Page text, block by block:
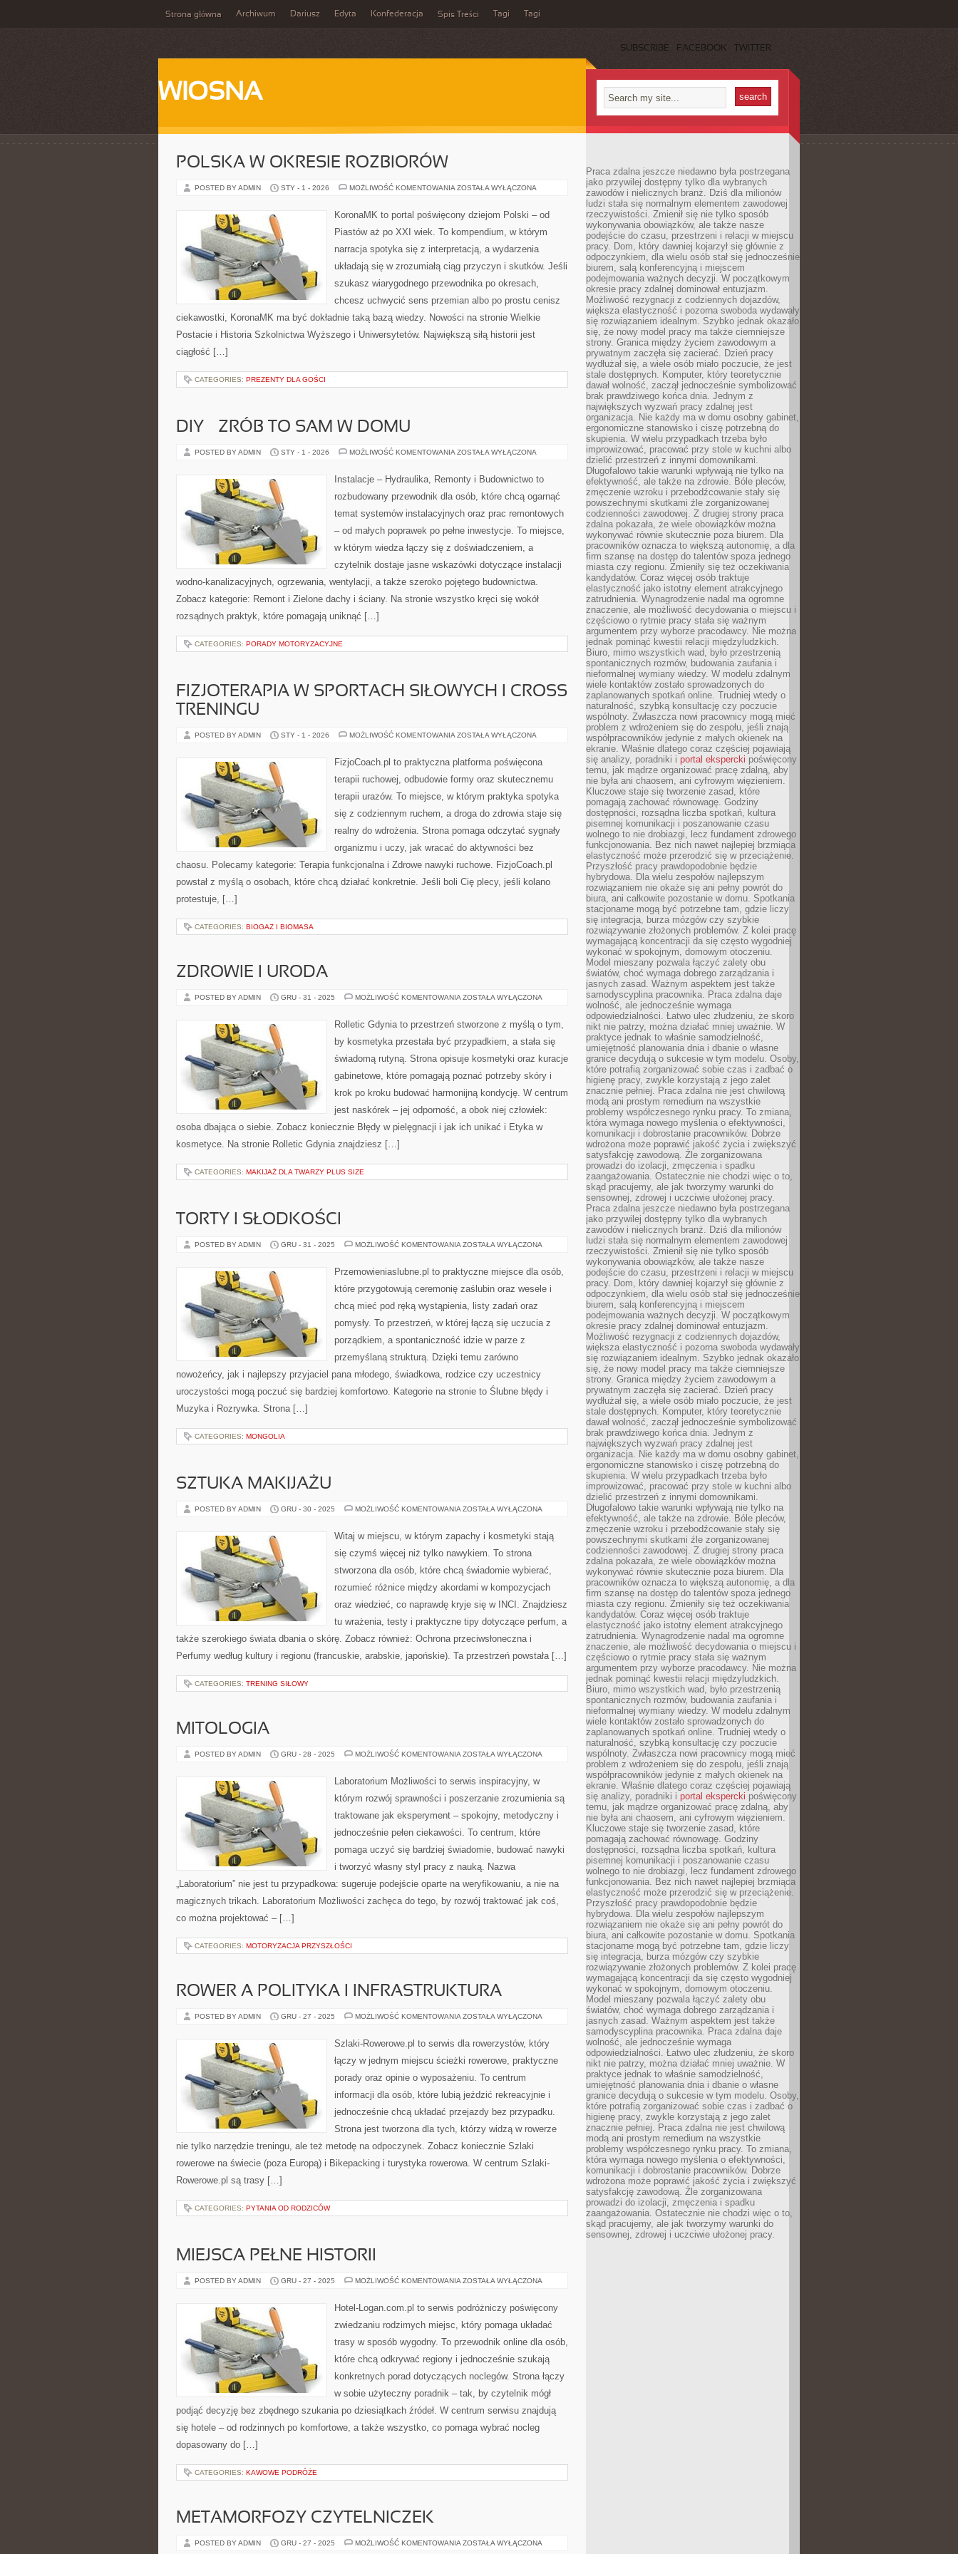
Strona główna Archiwum Dariusz Edyta Konfederacja Spis Treści Tagi Tagi
SUBSCRIBE FACEBOOK TWITTER
WIOSNA
POLSKA W OKRESIE ROZBIORÓW
POSTED BY ADMIN STY - 1 - 2026 MOŻLIWOŚĆ KOMENTOWANIA POLSKA
ROZBIORÓW
ZOSTAŁA WYŁĄCZONA
KoronaMK to portal poświęcony dziejom Polski – od
Piastów aż po XXI wiek. To kompendium, w którym
narracja spotyka się z interpretacją, a wydarzenia
układają się w zrozumiałą ciąg przyczyn i skutków. Jeśli
szukasz wiarygodnego przewodnika po okresach,
chcesz uchwycić sens przemian albo po prostu cenisz
ciekawostki, KoronaMK ma być dokładnie taką bazą wiedzy. Nowości na stronie Wielkie
Postacie i Historia Szkolnictwa Wyższego i Uniwersytetów. Największą siłą historii jest
ciągłość […]
CATEGORIES: PREZENTY DLA GOŚCI
DIY – ZRÓB TO SAM W DOMU
POSTED BY ADMIN STY - 1 - 2026 MOŻLIWOŚĆ KOMENTOWANIA DIY
TO
SAM
DOMU
ZOSTAŁA WYŁĄCZONA
Instalacje – Hydraulika, Remonty i Budownictwo to
rozbudowany przewodnik dla osób, które chcą ogarnąć
temat systemów instalacyjnych oraz prac remontowych
– od małych poprawek po pełne inwestycje. To miejsce,
w którym wiedza łączy się z doświadczeniem, a
czytelnik dostaje jasne wskazówki dotyczące instalacji
wodno-kanalizacyjnych, ogrzewania, wentylacji, a także szeroko pojętego budownictwa.
Zobacz kategorie: Remont i Zielone dachy i ściany. Na stronie wszystko kręci się wokół
rozsądnych praktyk, które pomagają uniknąć […]
CATEGORIES: PORADY MOTORYZACYJNE
FIZJOTERAPIA W SPORTACH SIŁOWYCH I CROSS
TRENINGU
POSTED BY ADMIN STY - 1 - 2026 MOŻLIWOŚĆ KOMENTOWANIA FIZJOTERAPIA
SIŁOWYCH
I
TRENINGU
ZOSTAŁA WYŁĄCZONA
FizjoCoach.pl to praktyczna platforma poświęcona
terapii ruchowej, odbudowie formy oraz skutecznemu
terapii urazów. To miejsce, w którym praktyka spotyka
się z codziennym ruchem, a droga do zdrowia staje się
realny do wdrożenia. Strona pomaga odczytać sygnały
organizmu i uczy, jak wracać do aktywności bez
chaosu. Polecamy kategorie: Terapia funkcjonalna i Zdrowe nawyki ruchowe. FizjoCoach.pl
powstał z myślą o osobach, które chcą działać konkretnie. Jeśli boli Cię plecy, jeśli kolano
protestuje, […]
CATEGORIES: BIOGAZ I BIOMASA
ZDROWIE I URODA
POSTED BY ADMIN GRU - 31 - 2025 MOŻLIWOŚĆ KOMENTOWANIA ZDROWIE
ZOSTAŁA WYŁĄCZONA
Rolletic Gdynia to przestrzeń stworzone z myślą o tym,
by kosmetyka przestała być przypadkiem, a stała się
świadomą rutyną. Strona opisuje kosmetyki oraz kuracje
gabinetowe, które pomagają poznać potrzeby skóry i
krok po kroku budować harmonijną kondycję. W centrum
jest naskórek – jej odporność, a obok niej człowiek:
osoba dbająca o siebie. Zobacz koniecznie Błędy w pielęgnacji i jak ich unikać i Etyka w
kosmetyce. Na stronie Rolletic Gdynia znajdziesz […]
CATEGORIES: MAKIJAŻ DLA TWARZY PLUS SIZE
TORTY I SŁODKOŚCI
POSTED BY ADMIN GRU - 31 - 2025 MOŻLIWOŚĆ KOMENTOWANIA TORTY
ZOSTAŁA WYŁĄCZONA
Przemowieniaslubne.pl to praktyczne miejsce dla osób,
które przygotowują ceremonię zaślubin oraz wesele i
chcą mieć pod ręką wystąpienia, listy zadań oraz
pomysły. To przestrzeń, w której łączą się uczucia z
porządkiem, a spontaniczność idzie w parze z
przemyślaną strukturą. Dzięki temu zarówno
nowożeńcy, jak i najlepszy przyjaciel pana młodego, świadkowa, rodzice czy uczestnicy
uroczystości mogą poczuć się bardziej komfortowo. Kategorie na stronie to Ślubne błędy i
Muzyka i Rozrywka. Strona […]
CATEGORIES: MONGOLIA
SZTUKA MAKIJAŻU
POSTED BY ADMIN GRU - 30 - 2025 MOŻLIWOŚĆ KOMENTOWANIA SZTUKA
ZOSTAŁA WYŁĄCZONA
Witaj w miejscu, w którym zapachy i kosmetyki stają
się czymś więcej niż tylko nawykiem. To strona
stworzona dla osób, które chcą świadomie wybierać,
rozumieć różnice między akordami w kompozycjach
oraz wiedzieć, co naprawdę kryje się w INCI. Znajdziesz
tu wrażenia, testy i praktyczne tipy dotyczące perfum, a
także szerokiego świata dbania o skórę. Zobacz również: Ochrona przeciwsłoneczna i
Perfumy według kultury i regionu (francuskie, arabskie, japońskie). Ta przestrzeń powstała […]
CATEGORIES: TRENING SIŁOWY
MITOLOGIA
POSTED BY ADMIN GRU - 28 - 2025 MOŻLIWOŚĆ KOMENTOWANIA MITOLOGIA
ZOSTAŁA WYŁĄCZONA
Laboratorium Możliwości to serwis inspiracyjny, w
którym rozwój sprawności i poszerzanie zrozumienia są
traktowane jak eksperyment – spokojny, metodyczny i
jednocześnie pełen ciekawości. To centrum, które
pomaga uczyć się bardziej świadomie, budować nawyki
i tworzyć własny styl pracy z nauką. Nazwa
„Laboratorium” nie jest tu przypadkowa: sugeruje podejście oparte na weryfikowaniu, a nie na
magicznych trikach. Laboratorium Możliwości zachęca do tego, by rozwój traktować jak coś,
co można projektować – […]
CATEGORIES: MOTORYZACJA PRZYSZŁOŚCI
ROWER A POLITYKA I INFRASTRUKTURA
POSTED BY ADMIN GRU - 27 - 2025 MOŻLIWOŚĆ KOMENTOWANIA ROWER
I
INFRASTRUKTURA
ZOSTAŁA WYŁĄCZONA
Szlaki-Rowerowe.pl to serwis dla rowerzystów, który
łączy w jednym miejscu ścieżki rowerowe, praktyczne
porady oraz opinie o wyposażeniu. To centrum
informacji dla osób, które lubią jeździć rekreacyjnie i
jednocześnie chcą układać przejazdy bez przypadku.
Strona jest tworzona dla tych, którzy widzą w rowerze
nie tylko narzędzie treningu, ale też metodę na odpoczynek. Zobacz koniecznie Szlaki
rowerowe na świecie (poza Europą) i Bikepacking i turystyka rowerowa. W centrum Szlaki-
Rowerowe.pl są trasy […]
CATEGORIES: PYTANIA OD RODZICÓW
MIEJSCA PEŁNE HISTORII
POSTED BY ADMIN GRU - 27 - 2025 MOŻLIWOŚĆ KOMENTOWANIA MIEJSCA
ZOSTAŁA WYŁĄCZONA
Hotel-Logan.com.pl to serwis podróżniczy poświęcony
zwiedzaniu rodzimych miejsc, który pomaga układać
trasy w sposób wygodny. To przewodnik online dla osób,
które chcą odkrywać regiony i jednocześnie szukają
konkretnych porad dotyczących noclegów. Strona łączy
w sobie użyteczny poradnik – tak, by czytelnik mógł
podjąć decyzję bez zbędnego szukania po dziesiątkach źródeł. W centrum serwisu znajdują
się hotele – od rodzinnych po komfortowe, a także wszystko, co pomaga wybrać nocleg
dopasowany do […]
CATEGORIES: KAWOWE PODRÓŻE
METAMORFOZY CZYTELNICZEK
POSTED BY ADMIN GRU - 27 - 2025 MOŻLIWOŚĆ KOMENTOWANIA METAMORFOZY
ZOSTAŁA WYŁĄCZONA
Praca zdalna jeszcze niedawno była postrzegana
jako przywilej dostępny tylko dla wybranych
zawodów i nielicznych branż. Dziś dla milionów
ludzi stała się normalnym elementem zawodowej
rzeczywistości. Zmienił się nie tylko sposób
wykonywania obowiązków, ale także nasze
podejście do czasu, przestrzeni i relacji w miejscu
pracy. Dom, który dawniej kojarzył się głównie z
odpoczynkiem, dla wielu osób stał się jednocześnie
biurem, salą konferencyjną i miejscem
podejmowania ważnych decyzji. W początkowym
okresie pracy zdalnej dominował entuzjazm.
Możliwość rezygnacji z codziennych dojazdów,
większa elastyczność i pozorna swoboda wydawały
się rozwiązaniem idealnym. Szybko jednak okazało
się, że nowy model pracy ma także ciemniejsze
strony. Granica między życiem zawodowym a
prywatnym zaczęła się zacierać. Dzień pracy
wydłużał się, a wiele osób miało poczucie, że jest
stale dostępnych. Komputer, który teoretycznie
dawał wolność, zaczął jednocześnie symbolizować
brak prawdziwego końca dnia. Jednym z
największych wyzwań pracy zdalnej jest
organizacja. Nie każdy ma w domu osobny gabinet,
ergonomiczne stanowisko i ciszę potrzebną do
skupienia. W wielu przypadkach trzeba było
improwizować, pracować przy stole w kuchni albo
dzielić przestrzeń z innymi domownikami.
Długofalowo takie warunki wpływają nie tylko na
efektywność, ale także na zdrowie. Bóle pleców,
zmęczenie wzroku i przebodźcowanie stały się
powszechnymi skutkami źle zorganizowanej
codzienności zawodowej. Z drugiej strony praca
zdalna pokazała, że wiele obowiązków można
wykonywać równie skutecznie poza biurem. Dla
pracowników oznacza to większą autonomię, a dla
firm szansę na dostęp do talentów spoza jednego
miasta czy regionu. Zmieniły się też oczekiwania
kandydatów. Coraz więcej osób traktuje
elastyczność jako istotny element atrakcyjnego
zatrudnienia. Wynagrodzenie nadal ma ogromne
znaczenie, ale możliwość decydowania o miejscu i
częściowo o rytmie pracy stała się ważnym
argumentem przy wyborze pracodawcy. Nie można
jednak pominąć kwestii relacji międzyludzkich.
Biuro, mimo wszystkich wad, było przestrzenią
spontanicznych rozmów, budowania zaufania i
nieformalnej wymiany wiedzy. W modelu zdalnym
wiele kontaktów zostało sprowadzonych do
zaplanowanych spotkań online. Trudniej wtedy o
naturalność, szybką konsultację czy poczucie
wspólnoty. Zwłaszcza nowi pracownicy mogą mieć
problem z wdrożeniem się do zespołu, jeśli znają
współpracowników jedynie z małych okienek na
ekranie. Właśnie dlatego coraz częściej pojawiają
się analizy, poradniki i portal ekspercki poświęcony
temu, jak mądrze organizować pracę zdalną, aby
nie była ani chaosem, ani cyfrowym więzieniem.
Kluczowe staje się tworzenie zasad, które
pomagają zachować równowagę. Godziny
dostępności, rozsądna liczba spotkań, kultura
pisemnej komunikacji i poszanowanie czasu
wolnego to nie drobiazgi, lecz fundament zdrowego
funkcjonowania. Bez nich nawet najlepiej brzmiąca
elastyczność może przerodzić się w przeciążenie.
Przyszłość pracy prawdopodobnie będzie
hybrydowa. Dla wielu zespołów najlepszym
rozwiązaniem nie okaże się ani pełny powrót do
biura, ani całkowite pozostanie w domu. Spotkania
stacjonarne mogą być potrzebne tam, gdzie liczy
się integracja, burza mózgów czy szybkie
rozwiązywanie złożonych problemów. Z kolei pracę
wymagającą koncentracji da się często wygodniej
wykonać w spokojnym, domowym otoczeniu.
Model mieszany pozwala łączyć zalety obu
światów, choć wymaga dobrego zarządzania i
jasnych zasad. Ważnym aspektem jest także
samodyscyplina pracownika. Praca zdalna daje
wolność, ale jednocześnie wymaga
odpowiedzialności. Łatwo ulec złudzeniu, że skoro
nikt nie patrzy, można działać mniej uważnie. W
praktyce jednak to właśnie samodzielność,
umiejętność planowania dnia i dbanie o własne
granice decydują o sukcesie w tym modelu. Osoby,
które potrafią zorganizować sobie czas i zadbać o
higienę pracy, zwykle korzystają z jego zalet
znacznie pełniej. Praca zdalna nie jest chwilową
modą ani prostym remedium na wszystkie
problemy współczesnego rynku pracy. To zmiana,
która wymaga nowego myślenia o efektywności,
komunikacji i dobrostanie pracowników. Dobrze
wdrożona może poprawić jakość życia i zwiększyć
satysfakcję zawodową. Źle zorganizowana
prowadzi do izolacji, zmęczenia i spadku
zaangażowania. Ostatecznie nie chodzi więc o to,
skąd pracujemy, ale jak tworzymy warunki do
sensownej, zdrowej i uczciwie ułożonej pracy.
Praca zdalna jeszcze niedawno była postrzegana
jako przywilej dostępny tylko dla wybranych
zawodów i nielicznych branż. Dziś dla milionów
ludzi stała się normalnym elementem zawodowej
rzeczywistości. Zmienił się nie tylko sposób
wykonywania obowiązków, ale także nasze
podejście do czasu, przestrzeni i relacji w miejscu
pracy. Dom, który dawniej kojarzył się głównie z
odpoczynkiem, dla wielu osób stał się jednocześnie
biurem, salą konferencyjną i miejscem
podejmowania ważnych decyzji. W początkowym
okresie pracy zdalnej dominował entuzjazm.
Możliwość rezygnacji z codziennych dojazdów,
większa elastyczność i pozorna swoboda wydawały
się rozwiązaniem idealnym. Szybko jednak okazało
się, że nowy model pracy ma także ciemniejsze
strony. Granica między życiem zawodowym a
prywatnym zaczęła się zacierać. Dzień pracy
wydłużał się, a wiele osób miało poczucie, że jest
stale dostępnych. Komputer, który teoretycznie
dawał wolność, zaczął jednocześnie symbolizować
brak prawdziwego końca dnia. Jednym z
największych wyzwań pracy zdalnej jest
organizacja. Nie każdy ma w domu osobny gabinet,
ergonomiczne stanowisko i ciszę potrzebną do
skupienia. W wielu przypadkach trzeba było
improwizować, pracować przy stole w kuchni albo
dzielić przestrzeń z innymi domownikami.
Długofalowo takie warunki wpływają nie tylko na
efektywność, ale także na zdrowie. Bóle pleców,
zmęczenie wzroku i przebodźcowanie stały się
powszechnymi skutkami źle zorganizowanej
codzienności zawodowej. Z drugiej strony praca
zdalna pokazała, że wiele obowiązków można
wykonywać równie skutecznie poza biurem. Dla
pracowników oznacza to większą autonomię, a dla
firm szansę na dostęp do talentów spoza jednego
miasta czy regionu. Zmieniły się też oczekiwania
kandydatów. Coraz więcej osób traktuje
elastyczność jako istotny element atrakcyjnego
zatrudnienia. Wynagrodzenie nadal ma ogromne
znaczenie, ale możliwość decydowania o miejscu i
częściowo o rytmie pracy stała się ważnym
argumentem przy wyborze pracodawcy. Nie można
jednak pominąć kwestii relacji międzyludzkich.
Biuro, mimo wszystkich wad, było przestrzenią
spontanicznych rozmów, budowania zaufania i
nieformalnej wymiany wiedzy. W modelu zdalnym
wiele kontaktów zostało sprowadzonych do
zaplanowanych spotkań online. Trudniej wtedy o
naturalność, szybką konsultację czy poczucie
wspólnoty. Zwłaszcza nowi pracownicy mogą mieć
problem z wdrożeniem się do zespołu, jeśli znają
współpracowników jedynie z małych okienek na
ekranie. Właśnie dlatego coraz częściej pojawiają
się analizy, poradniki i portal ekspercki poświęcony
temu, jak mądrze organizować pracę zdalną, aby
nie była ani chaosem, ani cyfrowym więzieniem.
Kluczowe staje się tworzenie zasad, które
pomagają zachować równowagę. Godziny
dostępności, rozsądna liczba spotkań, kultura
pisemnej komunikacji i poszanowanie czasu
wolnego to nie drobiazgi, lecz fundament zdrowego
funkcjonowania. Bez nich nawet najlepiej brzmiąca
elastyczność może przerodzić się w przeciążenie.
Przyszłość pracy prawdopodobnie będzie
hybrydowa. Dla wielu zespołów najlepszym
rozwiązaniem nie okaże się ani pełny powrót do
biura, ani całkowite pozostanie w domu. Spotkania
stacjonarne mogą być potrzebne tam, gdzie liczy
się integracja, burza mózgów czy szybkie
rozwiązywanie złożonych problemów. Z kolei pracę
wymagającą koncentracji da się często wygodniej
wykonać w spokojnym, domowym otoczeniu.
Model mieszany pozwala łączyć zalety obu
światów, choć wymaga dobrego zarządzania i
jasnych zasad. Ważnym aspektem jest także
samodyscyplina pracownika. Praca zdalna daje
wolność, ale jednocześnie wymaga
odpowiedzialności. Łatwo ulec złudzeniu, że skoro
nikt nie patrzy, można działać mniej uważnie. W
praktyce jednak to właśnie samodzielność,
umiejętność planowania dnia i dbanie o własne
granice decydują o sukcesie w tym modelu. Osoby,
które potrafią zorganizować sobie czas i zadbać o
higienę pracy, zwykle korzystają z jego zalet
znacznie pełniej. Praca zdalna nie jest chwilową
modą ani prostym remedium na wszystkie
problemy współczesnego rynku pracy. To zmiana,
która wymaga nowego myślenia o efektywności,
komunikacji i dobrostanie pracowników. Dobrze
wdrożona może poprawić jakość życia i zwiększyć
satysfakcję zawodową. Źle zorganizowana
prowadzi do izolacji, zmęczenia i spadku
zaangażowania. Ostatecznie nie chodzi więc o to,
skąd pracujemy, ale jak tworzymy warunki do
sensownej, zdrowej i uczciwie ułożonej pracy.